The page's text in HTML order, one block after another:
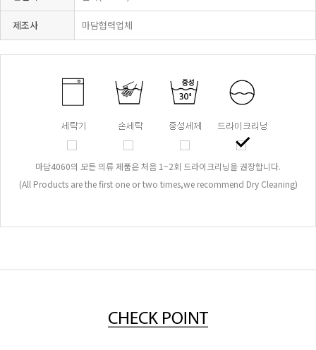
제조사 마담협력업체
마담4060의 모든 의류 제품은 처음 1~2회 드라이크리닝을 권장합니다.
(All Products are the first one or two times,we recommend Dry Cleaning)